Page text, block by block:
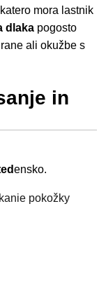
mora lastnik
dlaka pogosto
ali okužbe s
in
ensko.